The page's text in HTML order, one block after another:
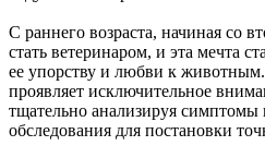
С раннего возраста, начиная со
стать ветеринаром, и эта мечта
ее упорству и любви к
проявляет исключительное
тщательно анализируя
обследования для постановки